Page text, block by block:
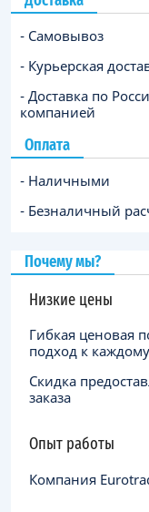
- Самовывоз
- Курьерская
- Доставка по
компанией
Оплата
- Наличными
- Безналичный
Почему мы?
Низкие цены
Гибкая ценовая
подход к
Скидка
заказа
Опыт работы
Компания